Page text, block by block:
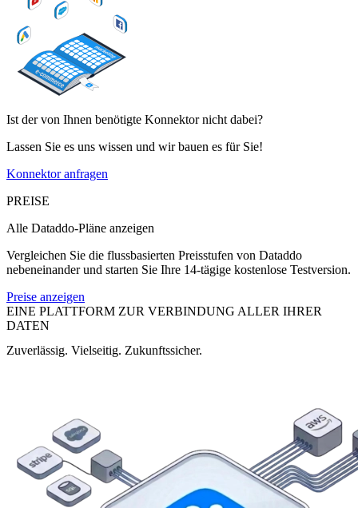
Ist der von Ihnen benötigte Konnektor nicht dabei?
Lassen Sie es uns wissen und wir bauen es für Sie!
Konnektor anfragen
PREISE
Alle Dataddo-Pläne anzeigen
Vergleichen Sie die flussbasierten Preisstufen von Dataddo
nebeneinander und starten Sie Ihre 14-tägige kostenlose Testversion.
Preise anzeigen
EINE PLATTFORM ZUR VERBINDUNG ALLER IHRER
DATEN
Zuverlässig. Vielseitig. Zukunftssicher.